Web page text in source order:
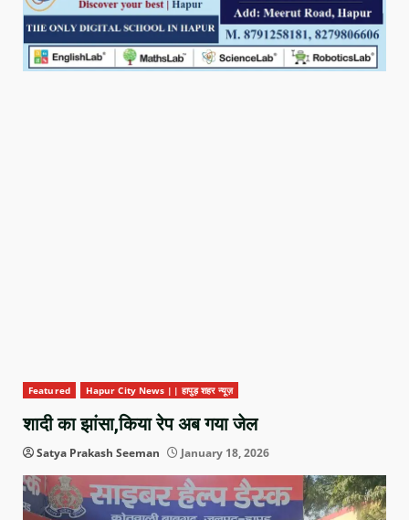
Featured Hapur City News || हापुड़ शहर न्यूज़
शादी का झांसा,किया रेप अब गया जेल
Satya Prakash Seeman January 18, 2026